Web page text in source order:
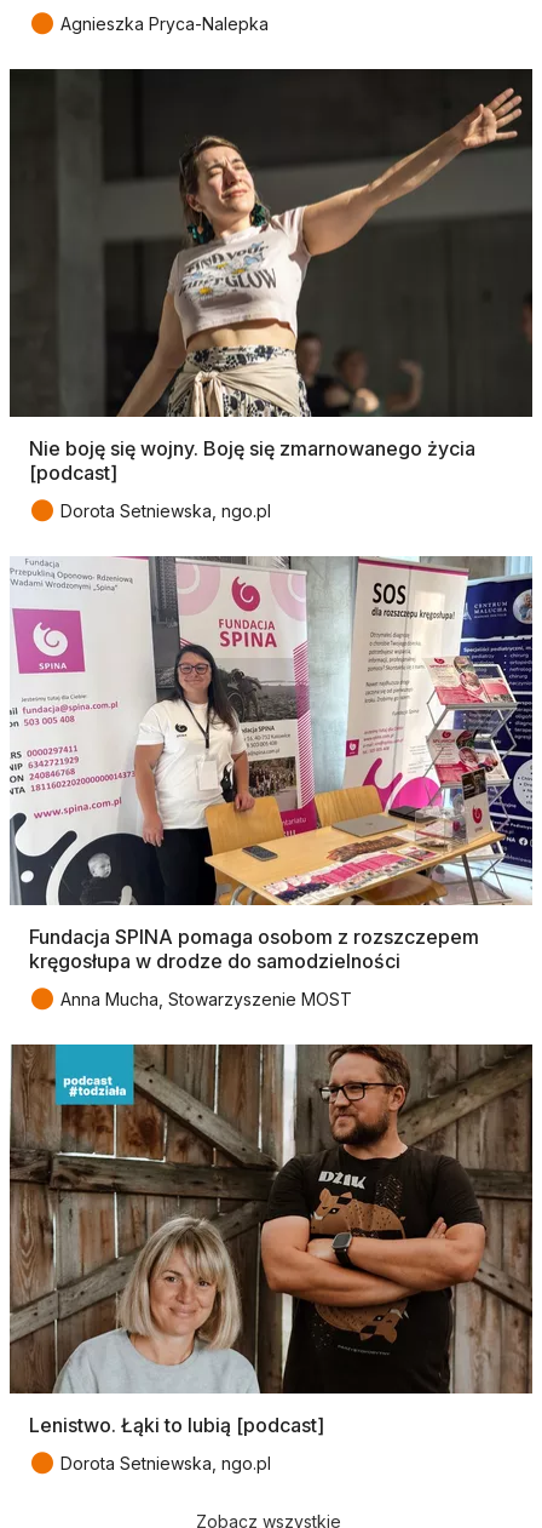
● Agnieszka Pryca-Nalepka
Nie boję się wojny. Boję się zmarnowanego życia
[podcast]
● Dorota Setniewska, ngo.pl
Fundacja SPINA pomaga osobom z rozszczepem
kręgosłupa w drodze do samodzielności
● Anna Mucha, Stowarzyszenie MOST
Lenistwo. Łąki to lubią [podcast]
● Dorota Setniewska, ngo.pl
Zobacz wszystkie